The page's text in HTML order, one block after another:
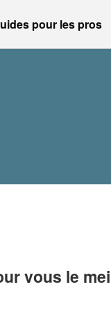
pour les pros
vous le